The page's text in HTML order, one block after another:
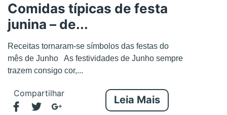
Comidas típicas de festa
junina – de...
Receitas tornaram-se símbolos das festas do
mês de Junho As festividades de Junho sempre
trazem consigo cor,...
Compartilhar
Leia Mais